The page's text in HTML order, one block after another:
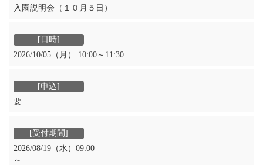
入園説明会（１０月５日）
2026/10/05（月） 10:00～11:30
要
2026/08/19（水）09:00
～